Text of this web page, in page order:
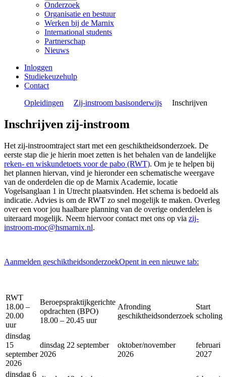
Onderzoek
Organisatie en bestuur
Werken bij de Marnix
International students
Partnerschap
Nieuws
Inloggen
Studiekeuzehulp
Contact
Opleidingen
Zij-instroom basisonderwijs Inschrijven
Inschrijven zij-instroom
Het zij-instroomtraject start met een geschiktheidsonderzoek. De
eerste stap die je hierin moet zetten is het behalen van de landelijke
reken- en wiskundetoets voor de pabo (RWT). Om je te helpen bij
het plannen hiervan, vind je hieronder een schematische weergave
van de onderdelen die op de Marnix Academie, locatie
Vogelsanglaan 1 in Utrecht plaatsvinden. Het schema is bedoeld als
indicatie. Advies is om de RWT zo snel mogelijk te maken. Overleg
over een voor jou haalbare planning van de overige onderdelen is
uiteraard mogelijk. Neem hiervoor contact met ons op via zij-
instroom-moc@hsmarnix.nl.
Aanmelden geschiktheidsonderzoekOpent in een nieuwe tab:
RWT
18.00 –
20.00
uur
Beroepspraktijkgerichte
opdrachten (BPO)
18.00 – 20.45 uur
Afronding
geschiktheidsonderzoek
Start
scholing
dinsdag
15
september
2026
dinsdag 22 september
2026
oktober/november
2026
februari
2027
dinsdag 6